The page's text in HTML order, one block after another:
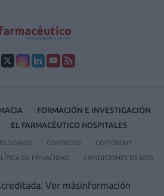
FORMACIÓN E INVESTIGACIÓN
EL FARMACÉUTICO HOSPITALES
SOMOS CONTACTO COPYRIGHT
DE PRIVACIDAD CONDICIONES DE USO